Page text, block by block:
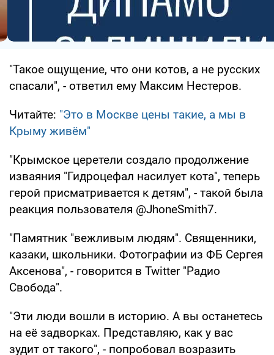
"Такое ощущение, что они котов, а не русских
спасали", - ответил ему Максим Нестеров.
Читайте: "Это в Москве цены такие, а мы в
Крыму живём"
"Крымское церетели создало продолжение
изваяния "Гидроцефал насилует кота", теперь
герой присматривается к детям", - такой была
реакция пользователя @JhoneSmith7.
"Памятник "вежливым людям". Священники,
казаки, школьники. Фотографии из ФБ Сергея
Аксенова", - говорится в Twitter "Радио
Свобода".
"Эти люди вошли в историю. А вы останетесь
на её задворках. Представляю, как у вас
зудит от такого", - попробовал возразить